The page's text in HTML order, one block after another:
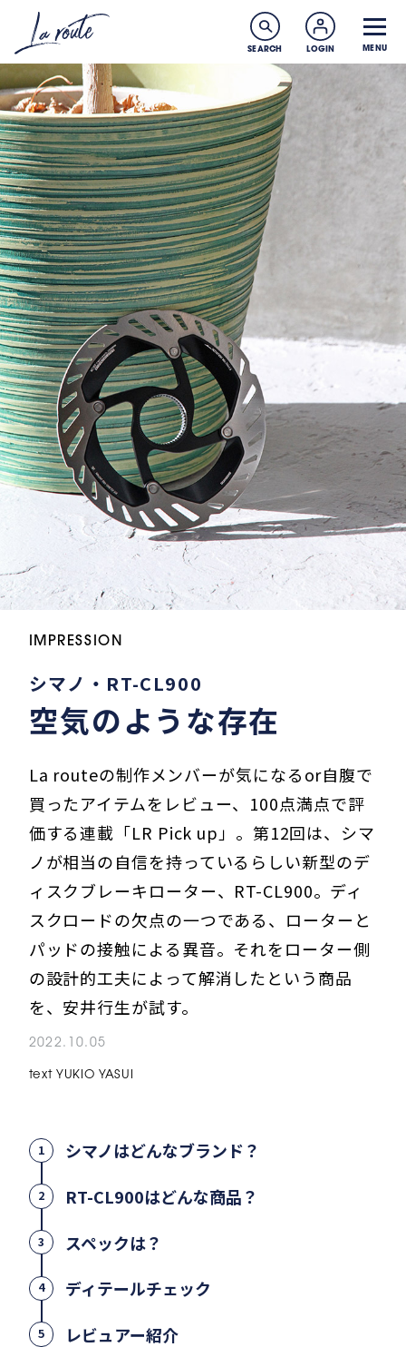
SEARCH LOGIN MENU
IMPRESSION
シマノ・RT-CL900
空気のような存在
La routeの制作メンバーが気になるor自腹で
買ったアイテムをレビュー、100点満点で評
価する連載「LR Pick up」。第12回は、シマ
ノが相当の自信を持っているらしい新型のデ
ィスクブレーキローター、RT-CL900。ディ
スクロードの欠点の一つである、ローターと
パッドの接触による異音。それをローター側
の設計的工夫によって解消したという商品
を、安井行生が試す。
2022.10.05
text YUKIO YASUI
1 シマノはどんなブランド？
2 RT-CL900はどんな商品？
3 スペックは？
4 ディテールチェック
5 レビュアー紹介